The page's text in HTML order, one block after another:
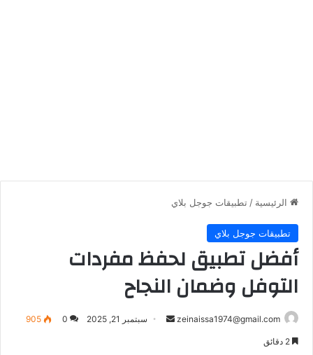
الرئيسية / تطبيقات جوجل بلاي
تطبيقات جوجل بلاي
أفضل تطبيق لحفظ مفردات
التوفل وضمان النجاح
zeinaissa1974@gmail.com
أرسل سبتمبر 21, 2025 0
905